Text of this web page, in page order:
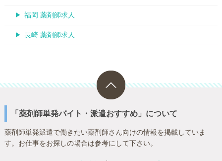
福岡 薬剤師求人
長崎 薬剤師求人
「薬剤師単発バイト・派遣おすすめ」について
薬剤師単発派遣で働きたい薬剤師さん向けの情報を掲載していま
す。お仕事をお探しの場合は参考にして下さい。